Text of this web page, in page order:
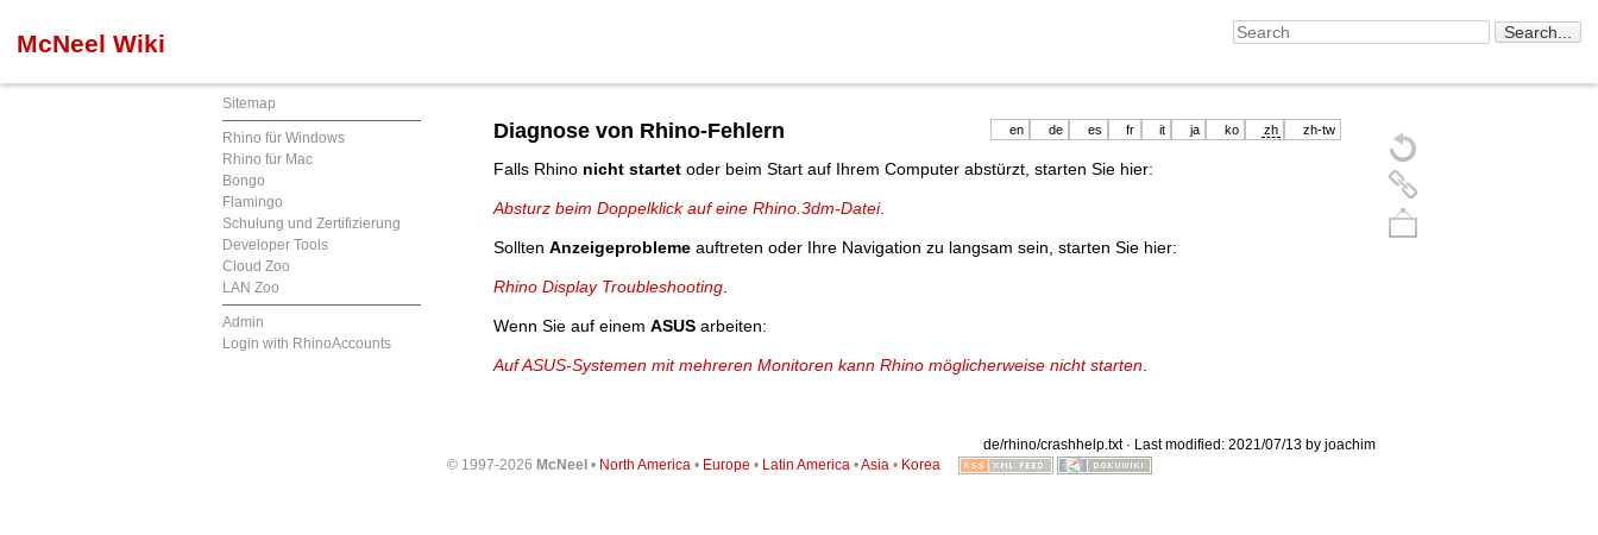
McNeel Wiki
Sitemap
Rhino für Windows
Rhino für Mac
Bongo
Flamingo
Schulung und Zertifizierung
Developer Tools
Cloud Zoo
LAN Zoo
Admin
Login with RhinoAccounts
en de es fr it ja ko zh zh-tw
Diagnose von Rhino-Fehlern
Falls Rhino nicht startet oder beim Start auf Ihrem Computer abstürzt, starten Sie hier:
Absturz beim Doppelklick auf eine Rhino.3dm-Datei.
Sollten Anzeigeprobleme auftreten oder Ihre Navigation zu langsam sein, starten Sie hier:
Rhino Display Troubleshooting
Wenn Sie auf einem ASUS arbeiten:
Auf ASUS-Systemen mit mehreren Monitoren kann Rhino möglicherweise nicht starten
de/rhino/crashhelp.txt· Last modified: 2021/07/13 by joachim
© 1997-2026 McNeel• North America• Europe • Latin America•Asia• Korea